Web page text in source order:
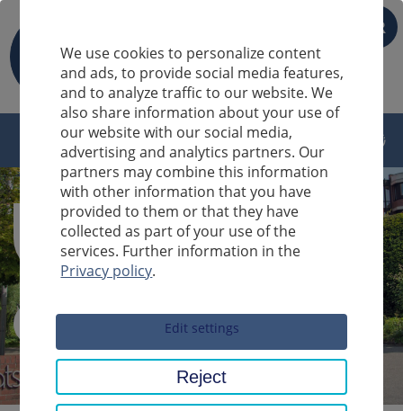
FR
Sucheingabe
We use cookies to personalize content
and ads, to provide social media features,
and to analyze traffic to our website. We
also share information about your use of
our website with our social media,
advertising and analytics partners. Our
partners may combine this information
with other information that you have
provided to them or that they have
collected as part of your use of the
services. Further information in the
Privacy policy.
Edit settings
Reject